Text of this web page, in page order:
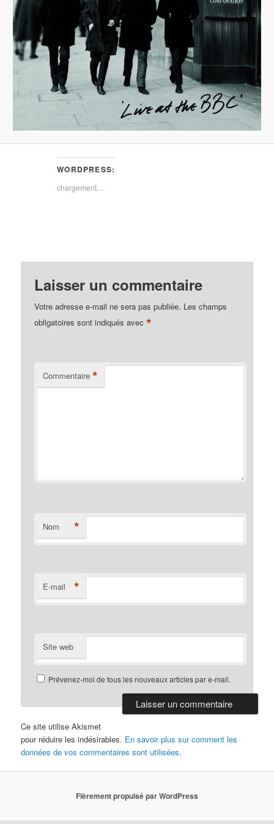
WORDPRESS:
chargement…
Laisser un commentaire
Votre adresse e-mail ne sera pas publiée. Les champs
obligatoires sont indiqués avec*
Commentaire *
Nom *
E-mail *
Site web
Prévenez-moi de tous les nouveaux articles par e-mail.
Ce site utilise Akismet
pour réduire les indésirables. En savoir plus sur comment les
données de vos commentaires sont utilisées.
Fièrement propulsé par WordPress